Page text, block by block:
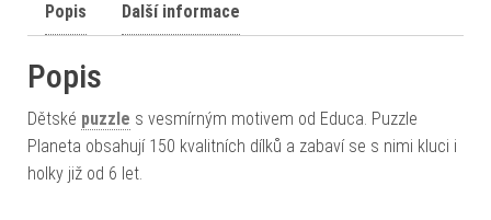
Popis Další informace
Popis
Dětské puzzle s vesmírným motivem od Educa. Puzzle
Planeta obsahují 150 kvalitních dílků a zabaví se s nimi kluci i
holky již od 6 let.